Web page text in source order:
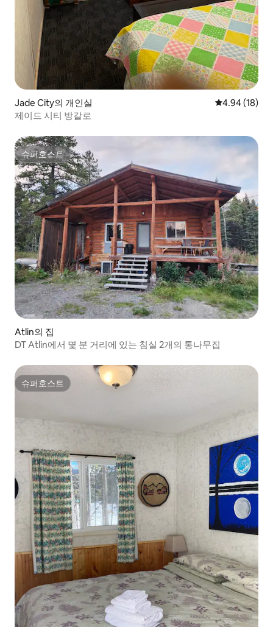
Jade City의 개인실 평점 4.94점(5
4.94 (18)
제이드 시티 방갈로
슈퍼호스트
슈퍼호스트
Atlin의 집
DT Atlin에서 몇 분 거리에 있는 침실 2개의 통나무집
슈퍼호스트
슈퍼호스트